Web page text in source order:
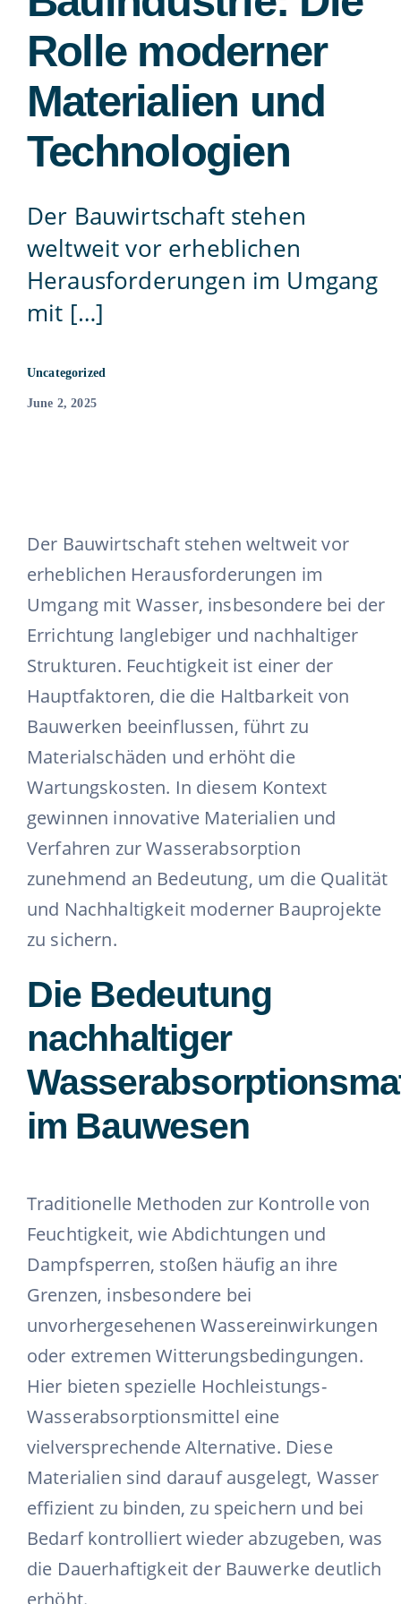
815-455-4755
Rolle moderner
Materialien und
Technologien
Der Bauwirtschaft stehen
weltweit vor erheblichen
Herausforderungen im Umgang
mit […]
Uncategorized
June 2, 2025
Der Bauwirtschaft stehen weltweit vor
erheblichen Herausforderungen im
Umgang mit Wasser, insbesondere bei der
Errichtung langlebiger und nachhaltiger
Strukturen. Feuchtigkeit ist einer der
Hauptfaktoren, die die Haltbarkeit von
Bauwerken beeinflussen, führt zu
Materialschäden und erhöht die
Wartungskosten. In diesem Kontext
gewinnen innovative Materialien und
Verfahren zur Wasserabsorption
zunehmend an Bedeutung, um die Qualität
und Nachhaltigkeit moderner Bauprojekte
zu sichern.
Die Bedeutung
nachhaltiger
im Bauwesen
Traditionelle Methoden zur Kontrolle von
Feuchtigkeit, wie Abdichtungen und
Dampfsperren, stoßen häufig an ihre
Grenzen, insbesondere bei
unvorhergesehenen Wassereinwirkungen
oder extremen Witterungsbedingungen.
Hier bieten spezielle Hochleistungs-
Wasserabsorptionsmittel eine
vielversprechende Alternative. Diese
Materialien sind darauf ausgelegt, Wasser
effizient zu binden, zu speichern und bei
Bedarf kontrolliert wieder abzugeben, was
die Dauerhaftigkeit der Bauwerke deutlich